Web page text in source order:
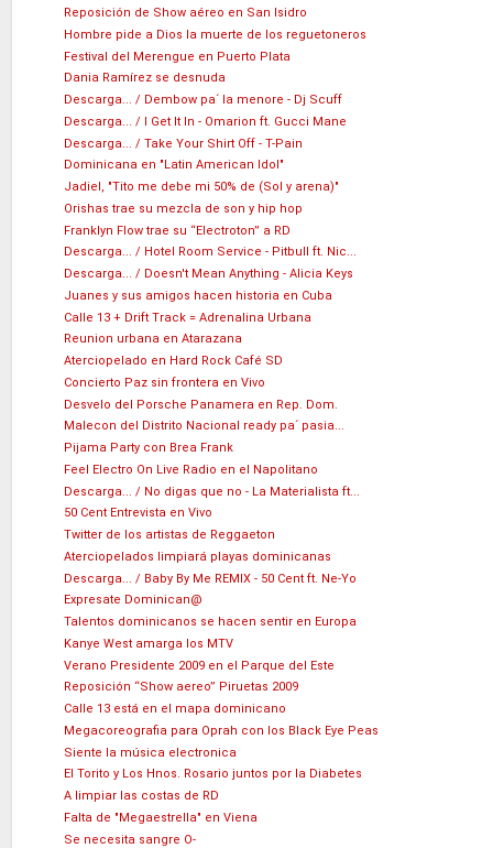
Reposición de Show aéreo en San Isidro
Hombre pide a Dios la muerte de los reguetoneros
Festival del Merengue en Puerto Plata
Dania Ramírez se desnuda
Descarga... / Dembow pa´ la menore - Dj Scuff
Descarga... / I Get It In - Omarion ft. Gucci Mane
Descarga... / Take Your Shirt Off - T-Pain
Dominicana en "Latin American Idol"
Jadiel, "Tito me debe mi 50% de (Sol y arena)"
Orishas trae su mezcla de son y hip hop
Franklyn Flow trae su “Electroton” a RD
Descarga... / Hotel Room Service - Pitbull ft. Nic...
Descarga... / Doesn't Mean Anything - Alicia Keys
Juanes y sus amigos hacen historia en Cuba
Calle 13 + Drift Track = Adrenalina Urbana
Reunion urbana en Atarazana
Aterciopelado en Hard Rock Café SD
Concierto Paz sin frontera en Vivo
Desvelo del Porsche Panamera en Rep. Dom.
Malecon del Distrito Nacional ready pa´ pasia...
Pijama Party con Brea Frank
Feel Electro On Live Radio en el Napolitano
Descarga... / No digas que no - La Materialista ft...
50 Cent Entrevista en Vivo
Twitter de los artistas de Reggaeton
Aterciopelados limpiará playas dominicanas
Descarga... / Baby By Me REMIX - 50 Cent ft. Ne-Yo
Expresate Dominican@
Talentos dominicanos se hacen sentir en Europa
Kanye West amarga los MTV
Verano Presidente 2009 en el Parque del Este
Reposición “Show aereo” Piruetas 2009
Calle 13 está en el mapa dominicano
Megacoreografia para Oprah con los Black Eye Peas
Siente la música electronica
El Torito y Los Hnos. Rosario juntos por la Diabetes
A limpiar las costas de RD
Falta de "Megaestrella" en Viena
Se necesita sangre O-